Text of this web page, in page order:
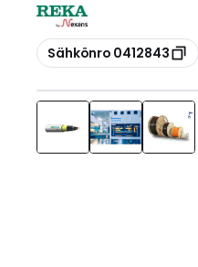
Kopioi
Sähkönro 0412843